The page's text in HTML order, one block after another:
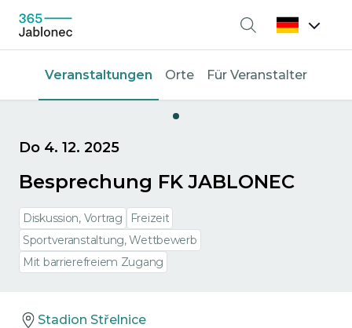
Suche
Veranstaltungen Orte Für Veranstalter
Do 4. 12. 2025
Besprechung FK JABLONEC
Diskussion, Vortrag
Freizeit
Sportveranstaltung, Wettbewerb
Mit barrierefreiem Zugang
Stadion Střelnice